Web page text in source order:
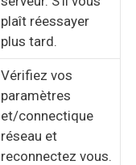
plaît réessayer
plus tard.
Vérifiez vos
paramètres
et/connectique
réseau et
reconnectez vous.